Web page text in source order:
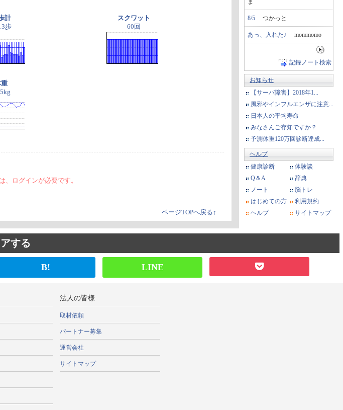
計
歩
スクワット
60回
、ログインが必要です。
ページTOPへ戻る↑
ま
8/5 つかっと
あっ、入れた♪ mommomo
記録ノート検索
お知らせ
【サーバ障害】2018年1...
風邪やインフルエンザに注意...
日本人の平均寿命
みなさんご存知ですか？
予測体重120万回診断達成...
ヘルプ
健康診断
体験談
Q＆A
辞典
ノート
脳トレ
はじめての方
利用規約
ヘルプ
サイトマップ
する
B! LINE
法人の皆様
取材依頼
パートナー募集
運営会社
サイトマップ